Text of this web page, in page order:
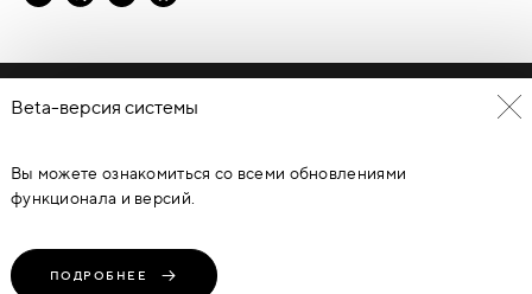
Политика конфиденциальности
© Каталог дверей - DverProf, 2021-2026Материалы сайта
являются объектами авторского права. Запрещается
копирование, распространение, любое использование
ФЕДЕРАЦИИ ОТ 09.07.93Г. №5351-1 “ОБ АВТОРСКОМ ПРАВЕ И
СМЕЖНЫХ ПРАВАХ” (с изменениями от 19 июля 1995 г., 20 июля
Beta-версия системы
Вы можете ознакомиться со всеми обновлениями
функционала и версий.
ПОДРОБНЕЕ